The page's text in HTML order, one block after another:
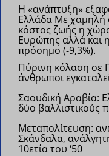
Η «ανάπτυξη»
Ελλάδα Με χαμηλή
κόστος ζωής η
Ευρώπης αλλά και
πρόσημο (-9,3%).
Πύρινη κόλαση σε
άνθρωποι
Σαουδική Αραβία:
δύο βαλλιστικούς
Μεταπολίτευση:
Σκάνδαλα,
10ετία του ‘50